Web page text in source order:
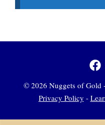
© 2026 Nuggets of Gold
Privacy Policy -